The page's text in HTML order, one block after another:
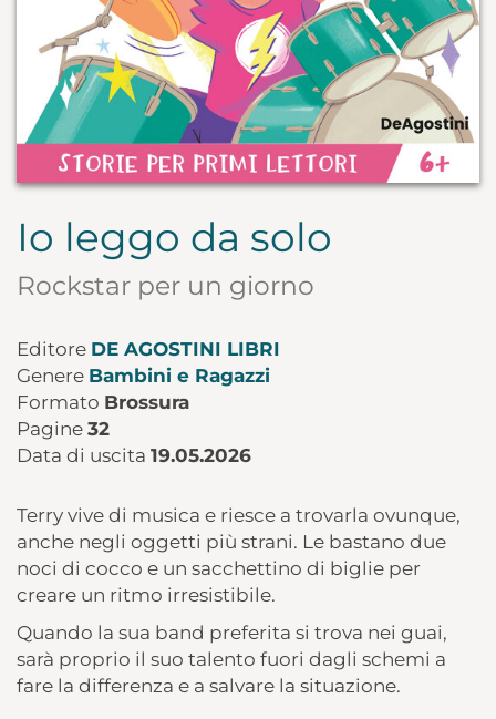
Io leggo da solo
Rockstar per un giorno
Editore DE AGOSTINI LIBRI
Genere Bambini e Ragazzi
Formato Brossura
Pagine 32
Data di uscita 19.05.2026
Terry vive di musica e riesce a trovarla ovunque,
anche negli oggetti più strani. Le bastano due
noci di cocco e un sacchettino di biglie per
creare un ritmo irresistibile.
Quando la sua band preferita si trova nei guai,
sarà proprio il suo talento fuori dagli schemi a
fare la differenza e a salvare la situazione.